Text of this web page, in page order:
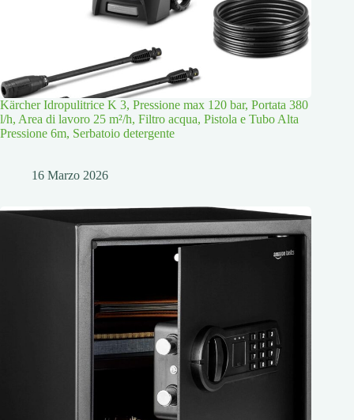
Kärcher Idropulitrice K 3, Pressione max 120 bar, Portata 380
l/h, Area di lavoro 25 m²/h, Filtro acqua, Pistola e Tubo Alta
Pressione 6m, Serbatoio detergente
16 Marzo 2026